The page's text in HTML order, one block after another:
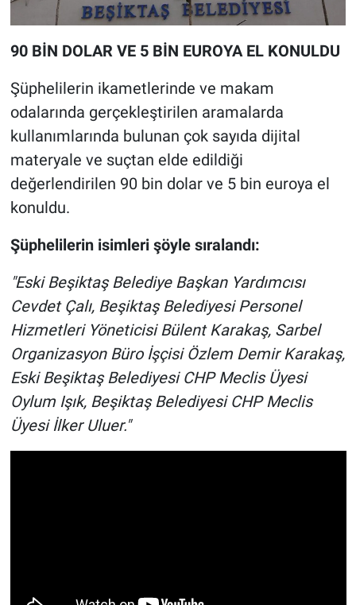
90 BİN DOLAR VE 5 BİN EUROYA EL KONULDU
Şüphelilerin ikametlerinde ve makam
odalarında gerçekleştirilen aramalarda
kullanımlarında bulunan çok sayıda dijital
materyale ve suçtan elde edildiği
değerlendirilen 90 bin dolar ve 5 bin euroya el
konuldu.
Şüphelilerin isimleri şöyle sıralandı:
"Eski Beşiktaş Belediye Başkan Yardımcısı
Cevdet Çalı, Beşiktaş Belediyesi Personel
Hizmetleri Yöneticisi Bülent Karakaş, Sarbel
Organizasyon Büro İşçisi Özlem Demir Karakaş,
Eski Beşiktaş Belediyesi CHP Meclis Üyesi
Oylum Işık, Beşiktaş Belediyesi CHP Meclis
Üyesi İlker Uluer."